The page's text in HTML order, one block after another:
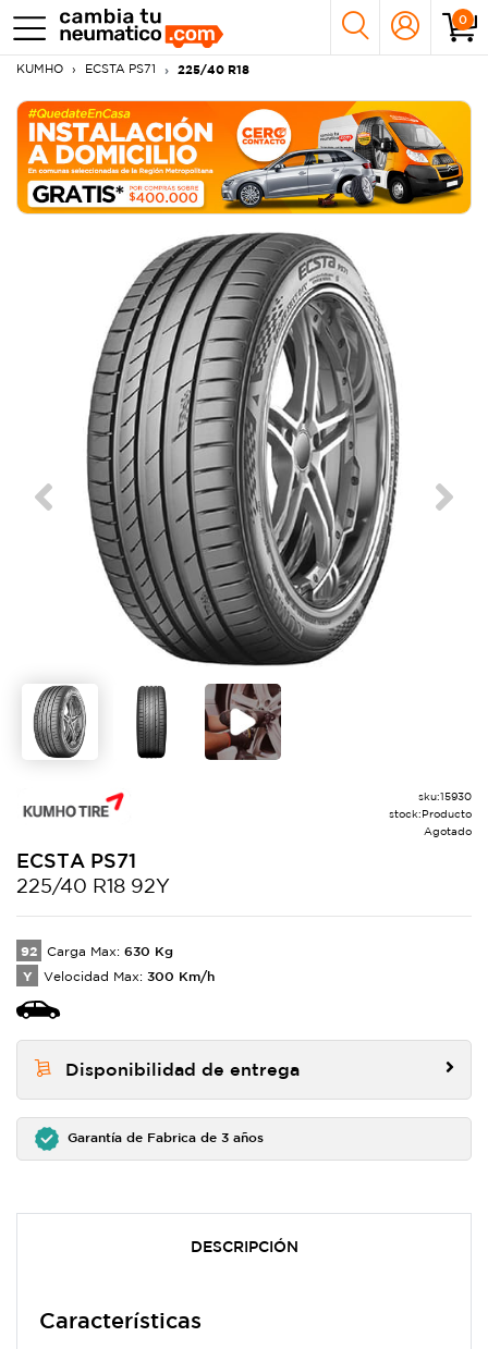
0
KUMHO ECSTA PS71 225/40 R18
Previous Next
sku:15930
stock:Producto
Agotado
ECSTA PS71
225/40 R18 92Y
92 Carga Max: 630 Kg
Y Velocidad Max: 300 Km/h
Disponibilidad de entrega
Garantía de Fabrica de 3 años
DESCRIPCIÓN
Características